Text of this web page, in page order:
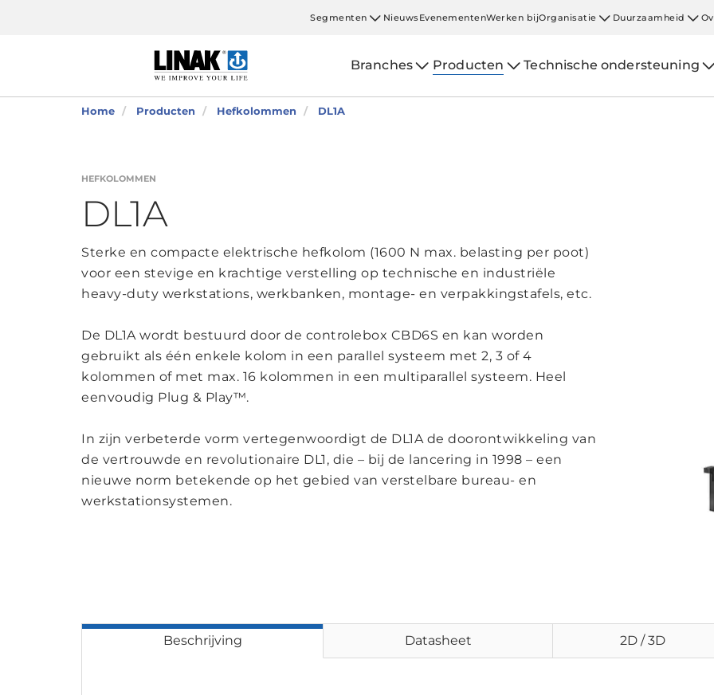
Segmenten NieuwsEvenementenWerken bijOrganisatie Duurzaamheid
Branches Producten Technische ondersteuning
Home Producten Hefkolommen DL1A
HEFKOLOMMEN
DL1A
Sterke en compacte elektrische hefkolom (1600 N max. belasting per poot)
voor een stevige en krachtige verstelling op technische en industriële
heavy-duty werkstations, werkbanken, montage- en verpakkingstafels, etc.
De DL1A wordt bestuurd door de controlebox CBD6S en kan worden
gebruikt als één enkele kolom in een parallel systeem met 2, 3 of 4
kolommen of met max. 16 kolommen in een multiparallel systeem. Heel
eenvoudig Plug & Play™.
In zijn verbeterde vorm vertegenwoordigt de DL1A de doorontwikkeling van
de vertrouwde en revolutionaire DL1, die – bij de lancering in 1998 – een
nieuwe norm betekende op het gebied van verstelbare bureau- en
werkstationsystemen.
Beschrijving Datasheet 2D / 3D